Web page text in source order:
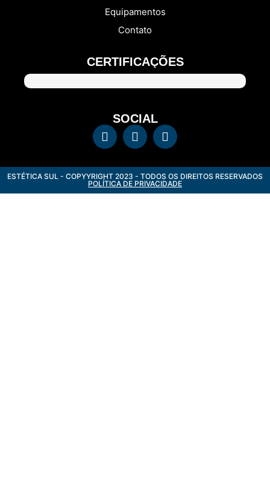
Equipamentos
Contato
CERTIFICAÇÕES
SOCIAL
ESTÉTICA SUL - COPYYRIGHT 2023 - TODOS OS DIREITOS RESERVADOS
POLÍTICA DE PRIVACIDADE